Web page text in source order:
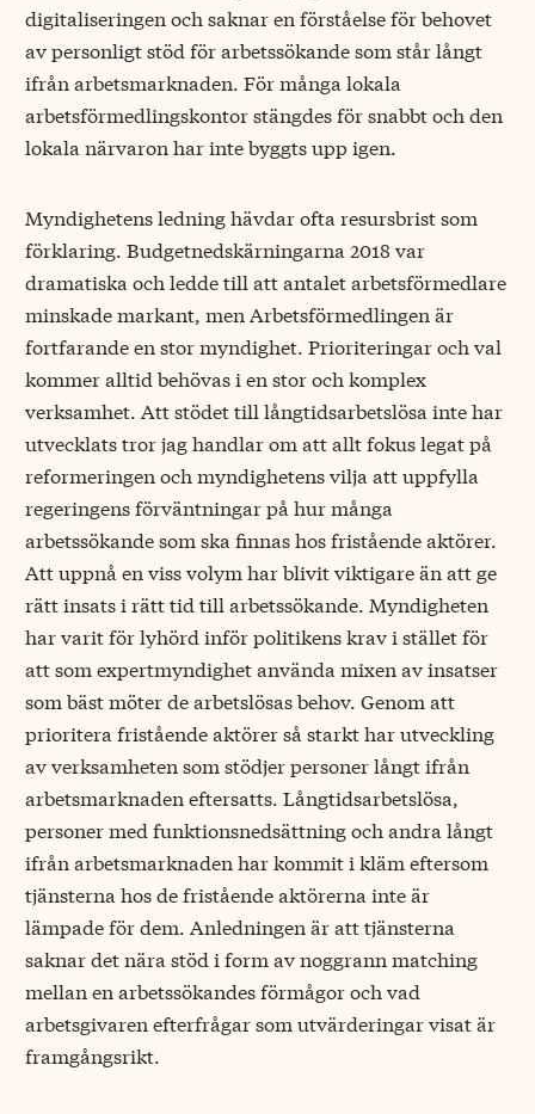
digitaliseringen och saknar en förståelse för behovet
av personligt stöd för arbetssökande som står långt
ifrån arbetsmarknaden. För många lokala
arbetsförmedlingskontor stängdes för snabbt och den
lokala närvaron har inte byggts upp igen.
Myndighetens ledning hävdar ofta resursbrist som
förklaring. Budgetnedskärningarna 2018 var
dramatiska och ledde till att antalet arbetsförmedlare
minskade markant, men Arbetsförmedlingen är
fortfarande en stor myndighet. Prioriteringar och val
kommer alltid behövas i en stor och komplex
verksamhet. Att stödet till långtidsarbetslösa inte har
utvecklats tror jag handlar om att allt fokus legat på
reformeringen och myndighetens vilja att uppfylla
regeringens förväntningar på hur många
arbetssökande som ska finnas hos fristående aktörer.
Att uppnå en viss volym har blivit viktigare än att ge
rätt insats i rätt tid till arbetssökande. Myndigheten
har varit för lyhörd inför politikens krav i stället för
att som expertmyndighet använda mixen av insatser
som bäst möter de arbetslösas behov. Genom att
prioritera fristående aktörer så starkt har utveckling
av verksamheten som stödjer personer långt ifrån
arbetsmarknaden eftersatts. Långtidsarbetslösa,
personer med funktionsnedsättning och andra långt
ifrån arbetsmarknaden har kommit i kläm eftersom
tjänsterna hos de fristående aktörerna inte är
lämpade för dem. Anledningen är att tjänsterna
saknar det nära stöd i form av noggrann matching
mellan en arbetssökandes förmågor och vad
arbetsgivaren efterfrågar som utvärderingar visat är
framgångsrikt.